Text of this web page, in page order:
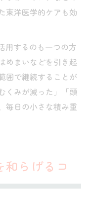
東洋医学的ケアも効
用するのも一つの方
めまいなどを引き起
囲で継続することが
くみが減った」「頭
毎日の小さな積み重
和らげるコ